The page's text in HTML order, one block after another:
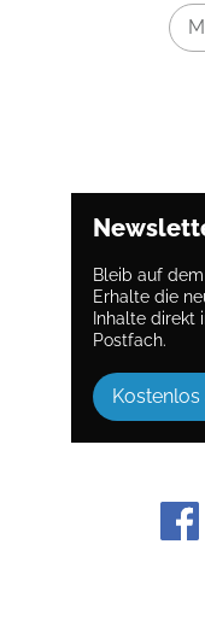
Bleib auf
Erhalte die
Inhalte direkt
Postfach.